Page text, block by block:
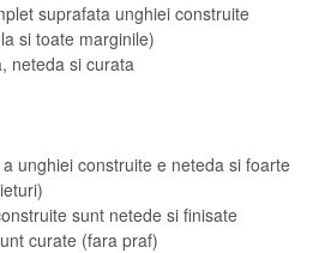
suprafata unghiei construite
si toate marginile)
neteda si curata
unghiei construite e neteda si foarte
sunt netede si finisate
curate (fara praf)